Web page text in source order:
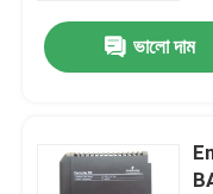
পণ্য
ভালো দাম